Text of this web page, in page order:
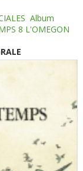
Album
8 L'OMEGON